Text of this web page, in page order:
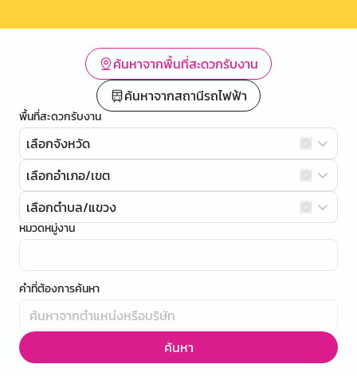
ค้นหาจากพื้นที่สะดวกรับงาน
ค้นหาจากสถานีรถไฟฟ้า
พื้นที่สะดวกรับงาน
เลือกจังหวัด
เลือกอำเภอ/เขต
เลือกตำบล/แขวง
หมวดหมู่งาน
คำที่ต้องการค้นหา
ค้นหา